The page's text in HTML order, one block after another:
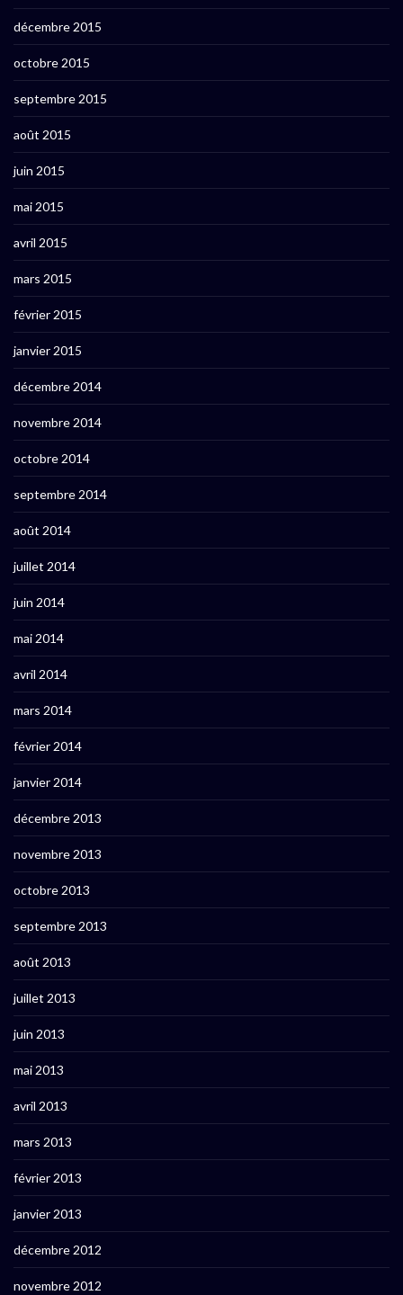
décembre 2015
octobre 2015
septembre 2015
août 2015
juin 2015
mai 2015
avril 2015
mars 2015
février 2015
janvier 2015
décembre 2014
novembre 2014
octobre 2014
septembre 2014
août 2014
juillet 2014
juin 2014
mai 2014
avril 2014
mars 2014
février 2014
janvier 2014
décembre 2013
novembre 2013
octobre 2013
septembre 2013
août 2013
juillet 2013
juin 2013
mai 2013
avril 2013
mars 2013
février 2013
janvier 2013
décembre 2012
novembre 2012